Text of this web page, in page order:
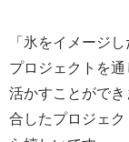
「氷をイメージ
プロジェクトを
活かすことがで
合したプロジェ